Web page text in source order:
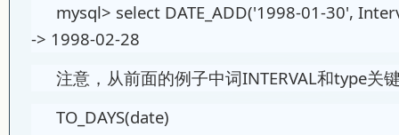
mysql> select DATE_ADD('1998-01-30',
-> 1998-02-28
注意，从前面的例子中词INTERVAL和type关
TO_DAYS(date)